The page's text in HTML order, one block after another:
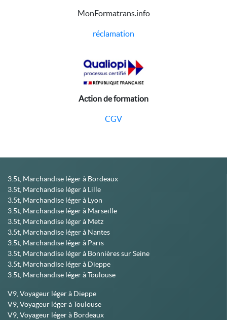
MonFormatrans.info
réclamation
Action de formation
CGV
3.5t, Marchandise léger à Bordeaux
3.5t, Marchandise léger à Lille
3.5t, Marchandise léger à Lyon
3.5t, Marchandise léger à Marseille
3.5t, Marchandise léger à Metz
3.5t, Marchandise léger à Nantes
3.5t, Marchandise léger à Paris
3.5t, Marchandise léger à Bonnières sur Seine
3.5t, Marchandise léger à Dieppe
3.5t, Marchandise léger à Toulouse
V9, Voyageur léger à Dieppe
V9, Voyageur léger à Toulouse
V9, Voyageur léger à Bordeaux